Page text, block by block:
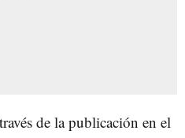
de la publicación en el